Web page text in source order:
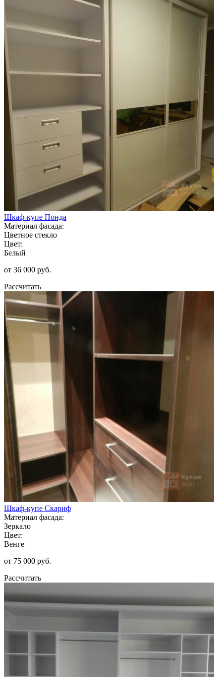
Шкаф-купе Понда
Материал фасада:
Цветное стекло
Цвет:
Белый
от 36 000 руб.
Рассчитать
Шкаф-купе Скариф
Материал фасада:
Зеркало
Цвет:
Венге
от 75 000 руб.
Рассчитать